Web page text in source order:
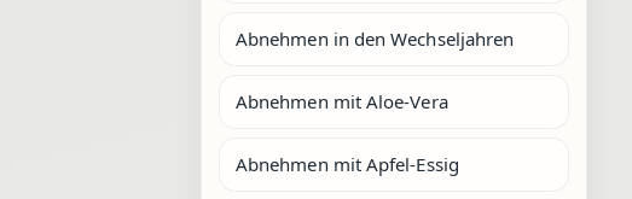
Abnehmen in den Wechseljahren
Abnehmen mit Aloe-Vera
Abnehmen mit Apfel-Essig